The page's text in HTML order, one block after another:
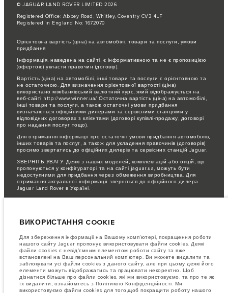
© JAGUAR LAND ROVER LIMITED 2026
Registered Office: Abbey Road, Whitley, Coventry CV3 4LF
Registered in England No: 1672070
Орієнтовна вартість (ціна) на автомобілі, товари та послуги, умови
придбання
Інформація, наведена на сайті, є інформативною та не є пропозицією
(офертою) укласти правочин (договір).
Вартість (ціна) на автомобілі, інші товари та послуги є орієнтовною та
не остаточною. Для визначення орієнтовної вартості (ціна)
використано міжбанківський валютний курс, який відображується на
веб-сайті http://www.winner.ua/ Остаточна вартість (ціна) на автомобілі,
інші товари та послуги, а також остаточні умови придбання
визначаються офіційними дилерами та сервісними станціями у
відповідних договорах з клієнтами (договорі купівлі-продажу, договорі
про надання послуг тощо).
Для отримання інформації про остаточні умови придбання автомобілів,
інших товарів та послуг, а також для укладення правочинів (договорів)
просимо звертатись до офіційних дилерів та сервісних станцій Jaguar.
ЗВЕРНІТЬ УВАГУ: Деякі з наших моделей, комплектацій або опцій, що
пропонуються у конфігураторі та на сайті jaguar.ua, можуть бути
недоступними для придбання через обмеження виробництва. Для
отримання актуальної інформації зверніться до офіційного дилера
Jaguar Land Rover в Україні.
динамічна ситуація, і, як наслідок, зображення, які зараз
специфікації, опції, варіанти оздоблення та кольорові рішення. Будь
ласка, зв'яжіться з офіційним дилером для отримання детальної
інформації.
Jaguar Land Rover Limited постійно шукає шляхи поліпшити технічні
характеристики, дизайн і виробництво своїх автомобілів, деталей та
аксесуарів, зміни відбуваються постійно, і ми залишаємо за собою
право вносити зміни без попереднього повідомлення. Деякі функції
можуть відрізнятися від додаткових до стандартних для різних років
ВИКОРИСТАННЯ COOKIE
Для збереження інформаціі на Вашому комп’ютері, покращення роботи
нашого сайту Jaguar пропонує використовувати файли cookies. Деякі
файли cookies є невід’ємним елементом роботи сайту та вже
встановлені на Ваш персональний комп’ютер. Ви можете видалити та
заблокувати усі файли cookies з даного сайту, але при цьому деякі його
елементи можуть відображатись та працювати некоректно. Щоб
дізнатися більше про файли cookies, які ми використовуємо, та про те як
їх видалити, ознайомтесь з Політикою Конфіденційності. Ми
використовуємо файли cookies для того,щоб покращити роботу нашого